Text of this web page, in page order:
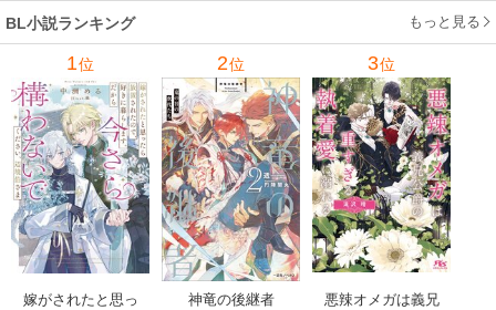
BL小説ランキング もっと見る
1位
嫁がされたと思っ
2位
神竜の後継者
3位
悪辣オメガは義兄